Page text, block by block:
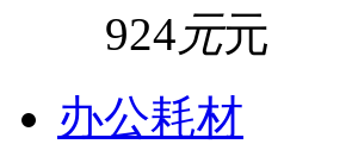
924元元
办公耗材